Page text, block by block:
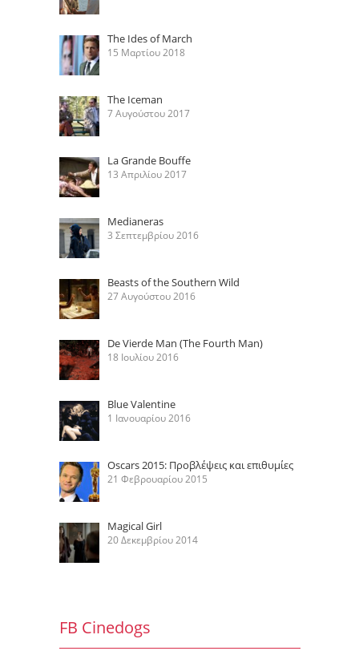
The Ides of March
15 Μαρτίου 2018
The Iceman
7 Αυγούστου 2017
La Grande Bouffe
13 Απριλίου 2017
Medianeras
3 Σεπτεμβρίου 2016
Beasts of the Southern Wild
27 Αυγούστου 2016
De Vierde Man (The Fourth Man)
18 Ιουλίου 2016
Blue Valentine
1 Ιανουαρίου 2016
Oscars 2015: Προβλέψεις και επιθυμίες
21 Φεβρουαρίου 2015
Magical Girl
20 Δεκεμβρίου 2014
FB Cinedogs